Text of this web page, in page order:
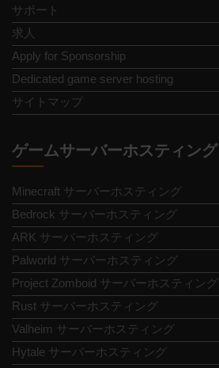
サポート
求人
Apply for Sponsorship
Dedicated game server hosting
サイトマップ
ゲームサーバーホスティング
Minecraft サーバーホスティング
Bedrock サーバーホスティング
ARK サーバーホスティング
Palworld サーバーホスティング
Project Zomboid サーバーホスティング
Rust サーバーホスティング
Valheim サーバーホスティング
Hytale サーバーホスティング